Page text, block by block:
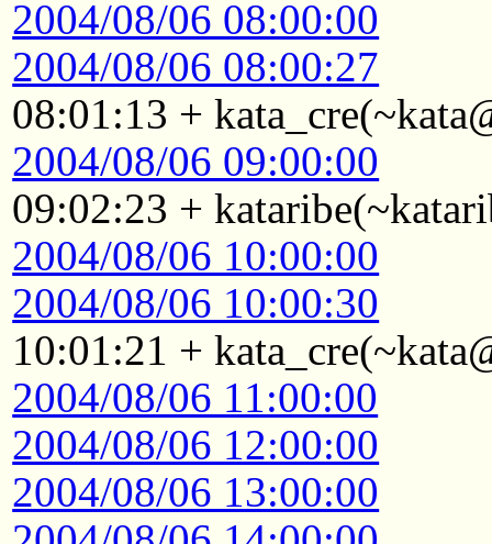
2004/08/06 08:00:00
2004/08/06 08:00:27
08:01:13 +
2004/08/06 09:00:00
09:02:23 +
2004/08/06 10:00:00
2004/08/06 10:00:30
10:01:21 +
2004/08/06 11:00:00
2004/08/06 12:00:00
2004/08/06 13:00:00